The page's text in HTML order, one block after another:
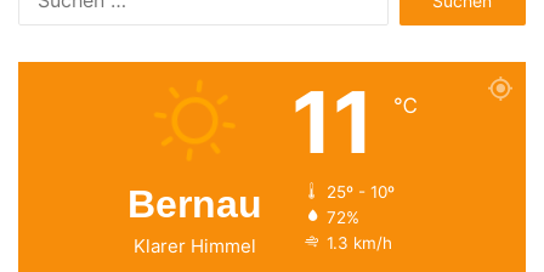
nach:
Bernau
Klarer Himmel
11 ℃
25º - 10º
72%
1.3 km/h